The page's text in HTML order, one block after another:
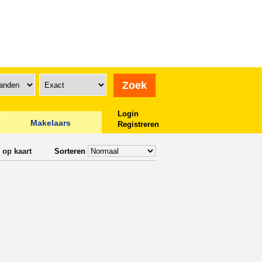
Makelaars
Login
Registreren
Sorteren
op kaart